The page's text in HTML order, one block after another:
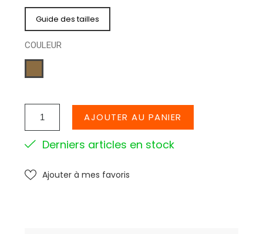
Guide des tailles
COULEUR
AJOUTER AU PANIER
Derniers articles en stock
Ajouter à mes favoris